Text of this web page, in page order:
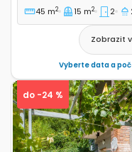
45 m2 15 m2 2
Zobrazit
Vyberte data a
do -24 %